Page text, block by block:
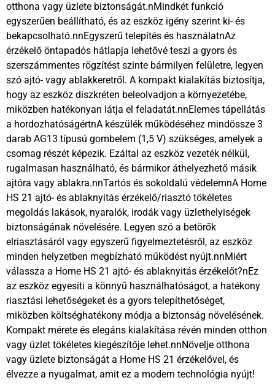
otthona vagy üzlete biztonságát.nMindkét funkció
egyszerűen beállítható, és az eszköz igény szerint ki- és
bekapcsolható.nnEgyszerű telepítés és használatnAz
érzékelő öntapadós hátlapja lehetővé teszi a gyors és
szerszámmentes rögzítést szinte bármilyen felületre, legyen
szó ajtó- vagy ablakkeretről. A kompakt kialakítás biztosítja,
hogy az eszköz diszkréten beleolvadjon a környezetébe,
miközben hatékonyan látja el feladatát.nnElemes tápellátás
a hordozhatóságértnA készülék működéséhez mindössze 3
darab AG13 típusú gombelem (1,5 V) szükséges, amelyek a
csomag részét képezik. Ezáltal az eszköz vezeték nélkül,
rugalmasan használható, és bármikor áthelyezhető másik
ajtóra vagy ablakra.nnTartós és sokoldalú védelemnA Home
HS 21 ajtó- és ablaknyitás érzékelő/riasztó tökéletes
megoldás lakások, nyaralók, irodák vagy üzlethelyiségek
biztonságának növelésére. Legyen szó a betörők
elriasztásáról vagy egyszerű figyelmeztetésről, az eszköz
minden helyzetben megbízható működést nyújt.nnMiért
válassza a Home HS 21 ajtó- és ablaknyitás érzékelőt?nEz
az eszköz egyesíti a könnyű használhatóságot, a hatékony
riasztási lehetőségeket és a gyors telepíthetőséget,
miközben költséghatékony módja a biztonság növelésének.
Kompakt mérete és elegáns kialakítása révén minden otthon
vagy üzlet tökéletes kiegészítője lehet.nnNövelje otthona
vagy üzlete biztonságát a Home HS 21 érzékelővel, és
élvezze a nyugalmat, amit ez a modern technológia nyújt!